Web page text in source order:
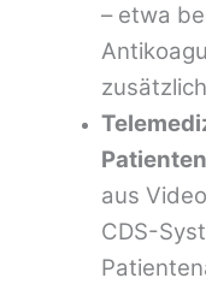
– etwa
aus
CDS-